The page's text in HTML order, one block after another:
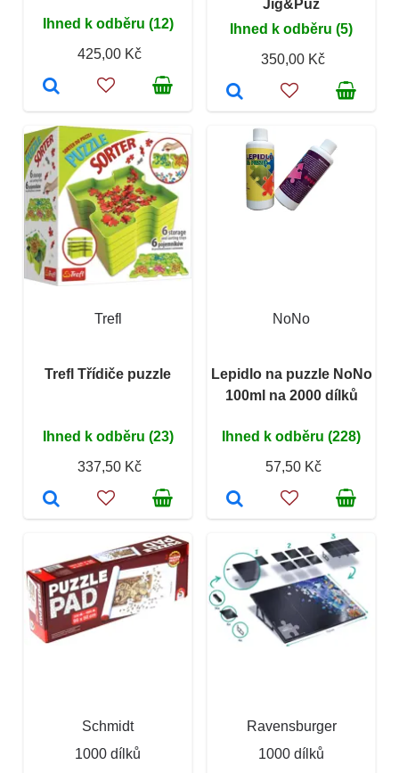
Ihned k odběru (12)
425,00 Kč
Jig&Puz
Ihned k odběru (5)
350,00 Kč
Trefl
Trefl Třídiče puzzle
Ihned k odběru (23)
337,50 Kč
NoNo
Lepidlo na puzzle NoNo
100ml na 2000 dílků
Ihned k odběru (228)
57,50 Kč
Schmidt
1000 dílků
Ravensburger
1000 dílků